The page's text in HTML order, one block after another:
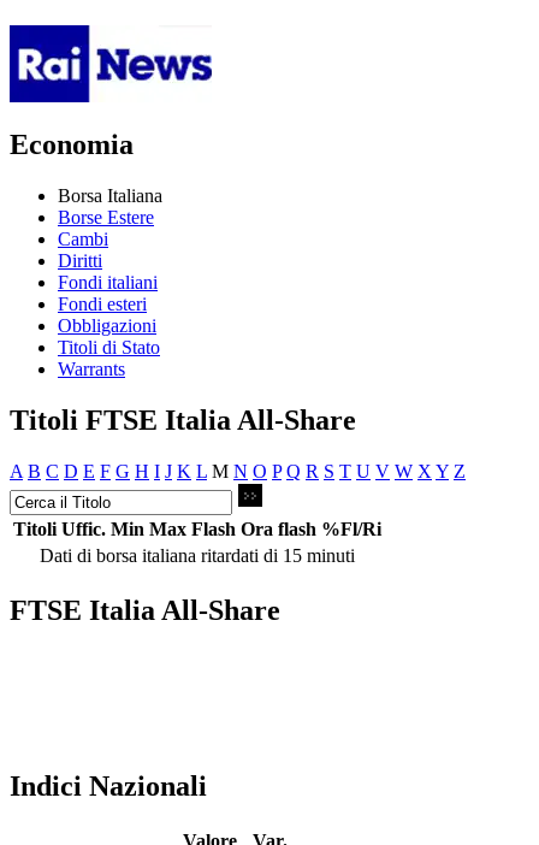
Economia
Borsa Italiana
Borse Estere
Cambi
Diritti
Fondi italiani
Fondi esteri
Obbligazioni
Titoli di Stato
Warrants
Titoli FTSE Italia All-Share
A B C D E F G H I J K L M N O P Q R S T U V W X Y Z
Titoli Uffic. Min Max Flash Ora flash %Fl/Ri
Dati di borsa italiana ritardati di 15 minuti
FTSE Italia All-Share
Indici Nazionali